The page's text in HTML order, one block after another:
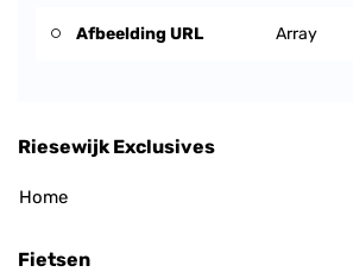
Afbeelding URL Array
Riesewijk Exclusives
Home
Fietsen